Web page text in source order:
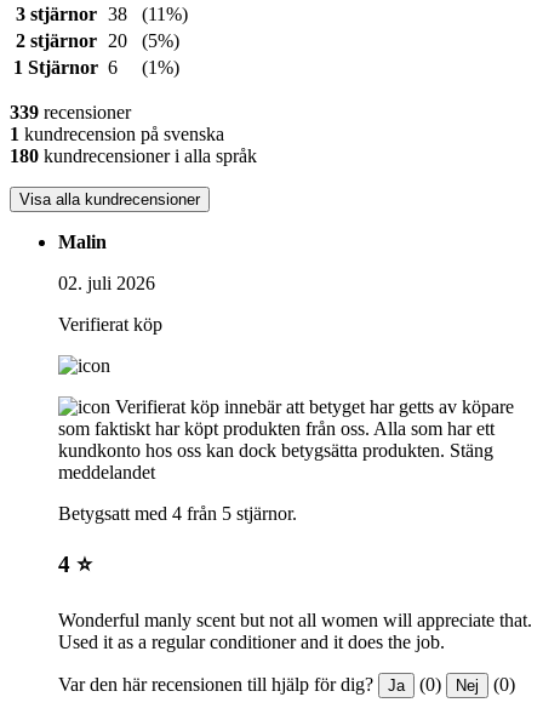
3 stjärnor 38
(11%)
2 stjärnor
20
(5%)
1 Stjärnor 6 (1%)
339 recensioner
1 kundrecension på svenska
180 kundrecensioner i alla språk
Visa alla kundrecensioner
Malin
02. juli 2026
Verifierat köp
Verifierat köp innebär att betyget har getts av köpare
som faktiskt har köpt produkten från oss. Alla som har ett
kundkonto hos oss kan dock betygsätta produkten. Stäng
meddelandet
Betygsatt med 4 från 5 stjärnor.
4 ⭐️
Wonderful manly scent but not all women will appreciate that.
Used it as a regular conditioner and it does the job.
Var den här recensionen till hjälp för dig? Ja (0) Nej (0)